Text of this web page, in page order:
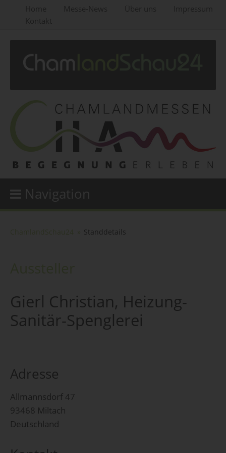
Navigation
Standdetails
Gierl Christian, Heizung-
Sanitär-Spenglerei
Adresse
Allmannsdorf 47
93468 Miltach
Deutschland